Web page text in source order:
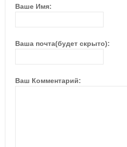
Ваше Имя:
Ваша почта(будет скрыто):
Ваш Комментарий: